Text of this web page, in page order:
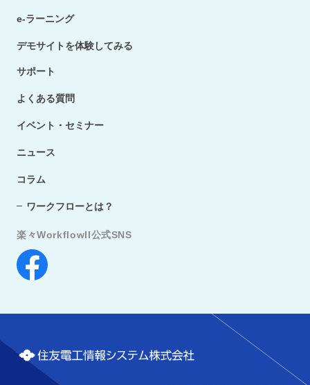
e-ラーニング
デモサイトを体験してみる
サポート
よくある質問
イベント・セミナー
ニュース
コラム
ワークフローとは？
楽々WorkflowII公式SNS